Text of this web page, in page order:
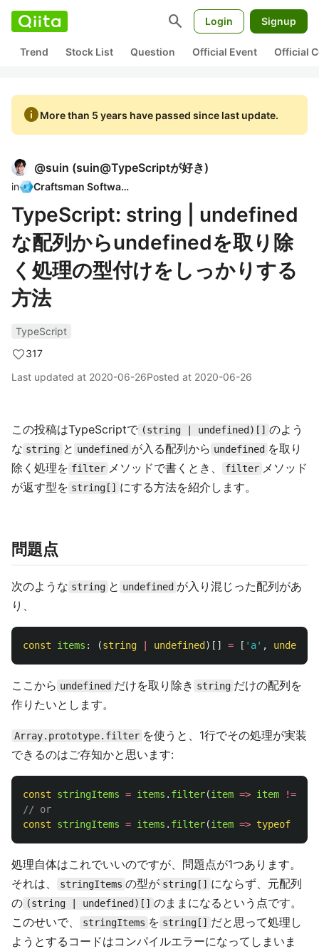
search Login Signup
Trend Stock List Question Official Event Official
infoMore than 5 years have passed since last update.
@suin (suin@TypeScriptが好き)
in Craftsman Software
TypeScript: string | undefined
な配列からundefinedを取り除
く処理の型付けをしっかりする
方法
TypeScript
317
Last updated at 2020-06-26Posted at 2020-06-26
この投稿はTypeScriptで (string | undefined)[] のよう
な string と undefined が入る配列から undefined を取り
除く処理を filter メソッドで書くとき、 filter メソッド
が返す型を string[] にする方法を紹介します。
問題点
次のような string と undefined が入り混じった配列があ
り、
const items : (string undefined )[] = [ ' a' ,
ここから undefined だけを取り除き string だけの配列を
作りたいとします。
Array.prototype.filter を使うと、1行でその処理が実装
できるのはご存知かと思います:
const stringItems = items . filter(item => item !==
// or
const
stringItems = items . filter(item => typeof
処理自体はこれでいいのですが、問題点が1つあります。
それは、
stringItems の型が string[] にならず、元配列
の (string | undefined)[] のままになるという点です。
このせいで、
stringItems を string[] だと思って処理し
ようとするコードはコンパイルエラーになってしまいま